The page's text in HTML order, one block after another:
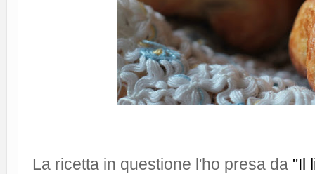
La ricetta in questione l'ho presa da "Il